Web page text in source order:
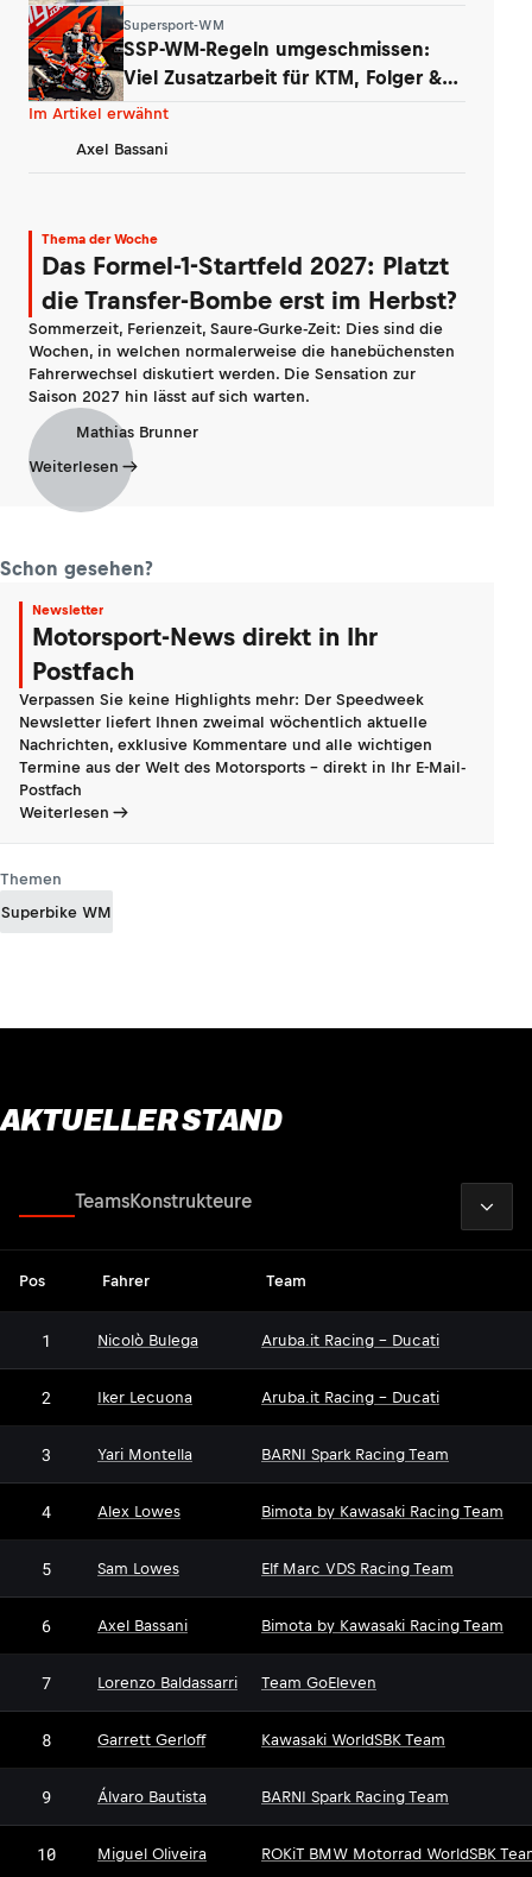
Supersport-WM
SSP-WM-Regeln umgeschmissen:
Viel Zusatzarbeit für KTM, Folger &
Grünwald
Im Artikel erwähnt
Axel Bassani
Thema der Woche
Das Formel-1-Startfeld 2027: Platzt
die Transfer-Bombe erst im Herbst?
Sommerzeit, Ferienzeit, Saure-Gurke-Zeit: Dies sind die
Wochen, in welchen normalerweise die hanebüchensten
Fahrerwechsel diskutiert werden. Die Sensation zur
Saison 2027 hin lässt auf sich warten.
Mathias Brunner
Weiterlesen
Schon gesehen?
Newsletter
Motorsport-News direkt in Ihr
Postfach
Verpassen Sie keine Highlights mehr: Der Speedweek
Newsletter liefert Ihnen zweimal wöchentlich aktuelle
Nachrichten, exklusive Kommentare und alle wichtigen
Termine aus der Welt des Motorsports - direkt in Ihr E-Mail-
Postfach
Weiterlesen
Themen
Superbike WM
AKTUELLER STAND
TeamsKonstrukteure
Pos Fahrer Team
1 Nicolò Bulega Aruba.it Racing - Ducati
2 Iker Lecuona Aruba.it Racing - Ducati
3 Yari Montella BARNI Spark Racing Team
4 Alex Lowes Bimota by Kawasaki Racing Team
5 Sam Lowes Elf Marc VDS Racing Team
6 Axel Bassani Bimota by Kawasaki Racing Team
7 Lorenzo Baldassarri Team GoEleven
8 Garrett Gerloff Kawasaki WorldSBK Team
9 Álvaro Bautista BARNI Spark Racing Team
10 Miguel Oliveira ROKiT BMW Motorrad WorldSBK